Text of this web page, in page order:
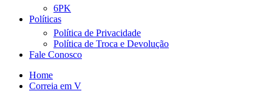
6PK
Políticas
Política de Privacidade
Política de Troca e Devolução
Fale Conosco
Home
Correia em V